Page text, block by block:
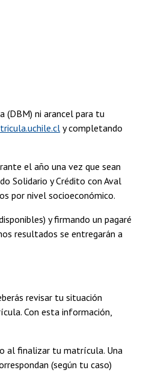
(DBM) ni arancel para tu
y completando
el año una vez que sean
Solidario y Crédito con Aval
por nivel socioeconómico.
y firmando un pagaré
resultados se entregarán a
revisar tu situación
Con esta información,
al finalizar tu matrícula. Una
(según tu caso)